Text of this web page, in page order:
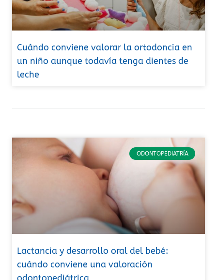
Cuándo conviene valorar la ortodoncia en
un niño aunque todavía tenga dientes de
leche
ODONTOPEDIATRÍA
Lactancia y desarrollo oral del bebé:
cuándo conviene una valoración